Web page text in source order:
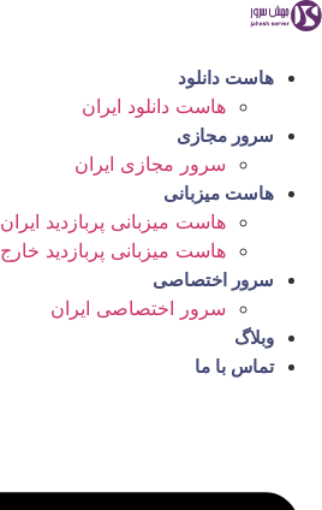
پرش
محتوا
هاست دانلود
هاست دانلود ایران
سرور مجازی
سرور مجازی ایران
هاست میزبانی
هاست میزبانی پربازدید ایران
هاست میزبانی پربازدید خارج
سرور اختصاصی
سرور اختصاصی ایران
وبلاگ
تماس با ما